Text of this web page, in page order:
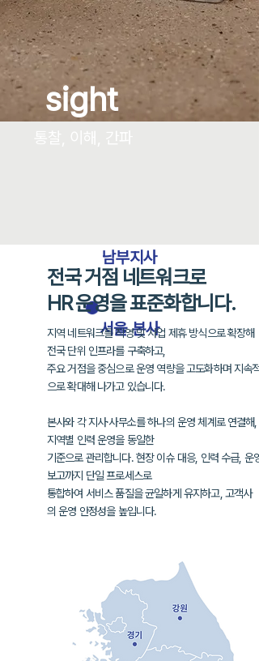
sight
​서울 본사
남부지사
전국 거점 네트워크로
HR 운영을 표준화합니다.
지역 네트워크를 직영 및 사업 제휴 방식으로 확장해
전국 단위 인프라를 구축하고,
주요 거점을 중심으로 운영 역량을 고도화하며지속적
으로 확대해 나가고 있습니다.
본사와 각 지사·사무소를 하나의 운영 체계로 연결해,
지역별 인력 운영을 동일한
기준으로 관리합니다. 현장 이슈 대응, 인력 수급, 운영
보고까지 단일 프로세스로
통합하여 서비스 품질을 균일하게 유지하고, 고객사
의운영 안정성을 높입니다.